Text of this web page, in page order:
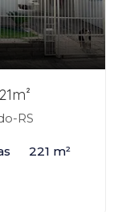
RS
221 m²